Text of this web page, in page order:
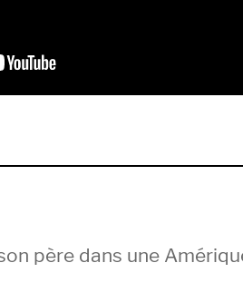
& The Connecticut River Band,
père dans une